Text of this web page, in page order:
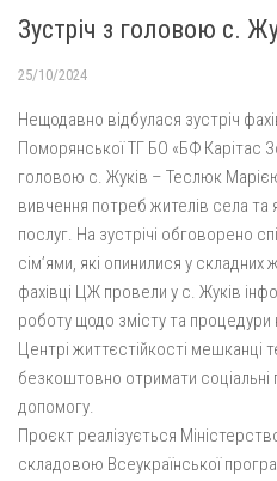
Зустріч з головою с.
25/10/2024
Нещодавно відбулася зустріч
Поморянської ТГ БО «БФ Карітас
головою с. Жуків – Теслюк
вивчення потреб жителів села та
послуг. На зустрічі обговорено
сім’ями, які опинилися у
фахівці ЦЖ провели у с. Жуків
роботу щодо змісту та
Центрі життєстійкості мешканці
безкоштовно отримати соціальні
допомогу.
Проєкт реалізується
складовою Всеукраїнської